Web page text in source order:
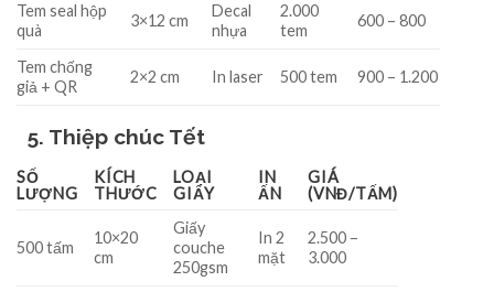
Tem seal hộp
quà
3×12 cm
Decal
nhựa
2.000
tem
600 – 800
Tem chống
giả + QR
2×2 cm In laser 500 tem 900 – 1.200
5. Thiệp chúc Tết
SỐ
LƯỢNG
KÍCH
THƯỚC
LOẠI
GIẤY
IN
ẤN
GIÁ
(VNĐ/TẤM)
500 tấm
10×20
cm
Giấy
couche
250gsm
In 2
mặt
2.500 –
3.000